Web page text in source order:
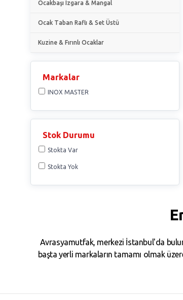
Ocakbaşı Izgara & Mangal
Ocak Taban Raflı & Set Üstü
Kuzine & Fırınlı Ocaklar
Markalar
INOX MASTER
Stok Durumu
Stokta Var
Stokta Yok
Avrasyamutfak, merkezi İstanbul'da
başta yerli markaların tamamı olmak